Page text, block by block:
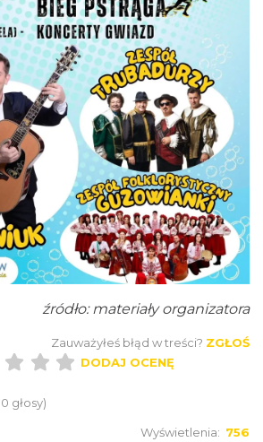
2026-09-06
JuraRun 2026. Wielkie
na Jurę!
2026-10-02
2026
źródło: materiały organizatora
Zauważyłeś błąd w treści? ZGŁOŚ
DODAJ OCENĘ
głosy)
Wyświetlenia: 756